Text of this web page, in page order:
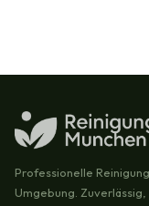
Professionelle
Umgebung.